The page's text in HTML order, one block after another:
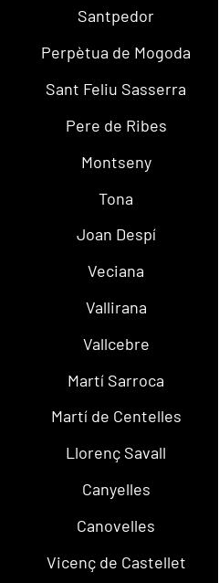
Santpedor
Perpètua de Mogoda
Sant Feliu Sasserra
Pere de Ribes
Montseny
Tona
Joan Despí
Veciana
Vallirana
Vallcebre
Martí Sarroca
Martí de Centelles
Llorenç Savall
Canyelles
Canovelles
Vicenç de Castellet